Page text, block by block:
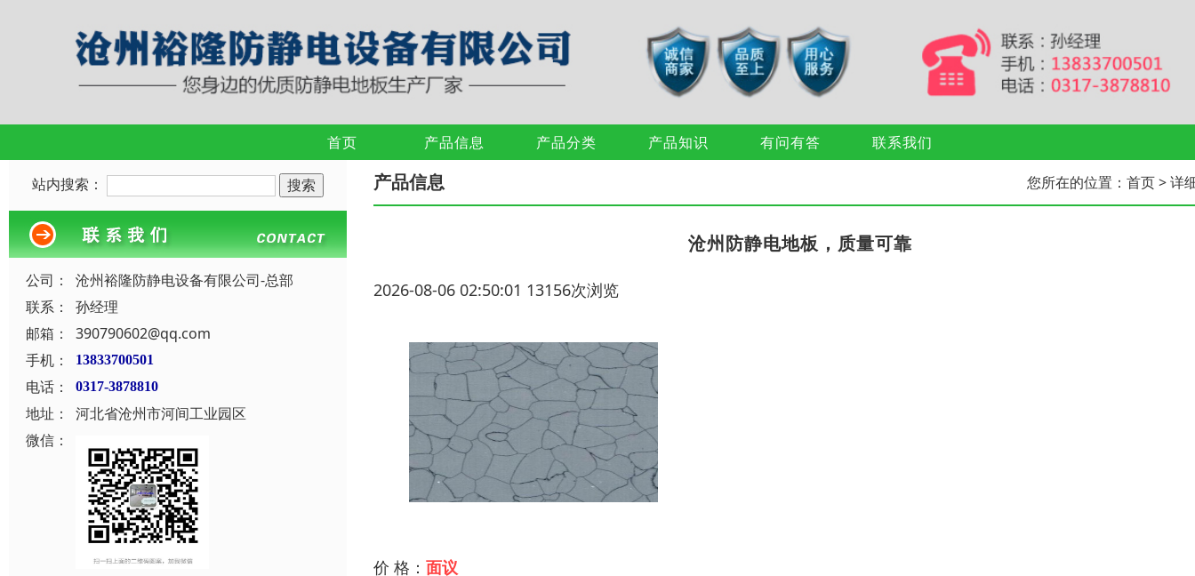
首页 产品信息 产品分类 产品知识 有问有答 联系我们
站内搜索：
公司：
沧州裕隆防静电设备有限公司-总部
联系：
孙经理
邮箱：
390790602@qq.com
手机：
13833700501
电话： 0317-3878810
地址：
河北省沧州市河间工业园区
微信：
产品信息 您所在的位置： 首页> 详
沧州防静电地板，质量可靠
2026-08-06 02:50:01 13156次浏览
价 格： 面议